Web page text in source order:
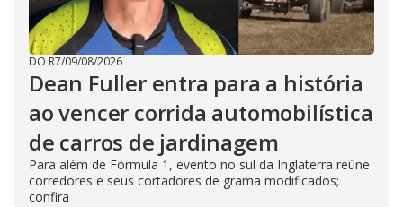
DO R7/09/08/2026
Dean Fuller entra para a história
ao vencer corrida automobilística
de carros de jardinagem
Para além de Fórmula 1, evento no sul da Inglaterra reúne
corredores e seus cortadores de grama modificados;
confira